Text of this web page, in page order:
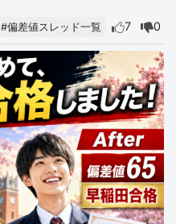
#偏差値スレッド一覧 7 0